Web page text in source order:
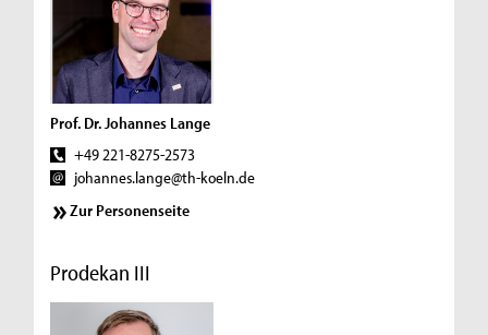
Prof. Dr. Johannes Lange
+49 221-8275-2573
johannes.lange@th-koeln.de
Zur Personenseite
Prodekan III